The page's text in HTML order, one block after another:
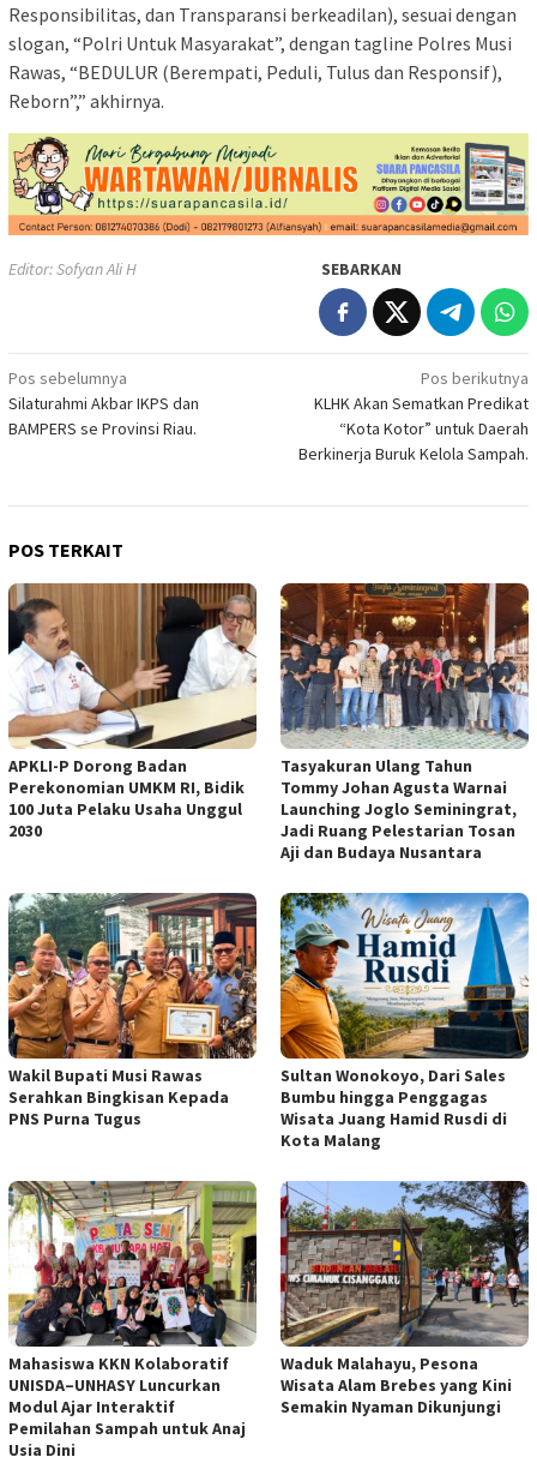
Responsibilitas, dan Transparansi berkeadilan), sesuai dengan
slogan, “Polri Untuk Masyarakat”, dengan tagline Polres Musi
Rawas, “BEDULUR (Berempati, Peduli, Tulus dan Responsif),
Reborn”,” akhirnya.
Editor: Sofyan Ali H SEBARKAN
Navigasi
pos
Pos sebelumnya
Silaturahmi Akbar IKPS dan
BAMPERS se Provinsi Riau.
Pos berikutnya
KLHK Akan Sematkan Predikat
“Kota Kotor” untuk Daerah
Berkinerja Buruk Kelola Sampah.
POS TERKAIT
APKLI-P Dorong Badan
Perekonomian UMKM RI, Bidik
100 Juta Pelaku Usaha Unggul
2030
Tasyakuran Ulang Tahun
Tommy Johan Agusta Warnai
Launching Joglo Seminingrat,
Jadi Ruang Pelestarian Tosan
Aji dan Budaya Nusantara
Wakil Bupati Musi Rawas
Serahkan Bingkisan Kepada
PNS Purna Tugus
Sultan Wonokoyo, Dari Sales
Bumbu hingga Penggagas
Wisata Juang Hamid Rusdi di
Kota Malang
Mahasiswa KKN Kolaboratif
UNISDA–UNHASY Luncurkan
Modul Ajar Interaktif
Pemilahan Sampah untuk Anaj
Usia Dini
Waduk Malahayu, Pesona
Wisata Alam Brebes yang Kini
Semakin Nyaman Dikunjungi